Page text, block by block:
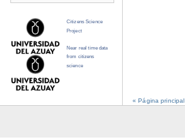
« Página principal
Citizens Science
Project
Near real time data
from citizens
science